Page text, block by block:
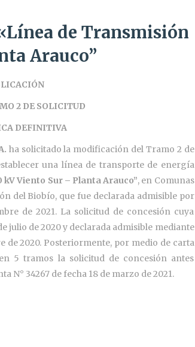
de Transmisión
Arauco”
2 DE SOLICITUD
DEFINITIVA
ha solicitado la modificación del Tramo 2 de
una línea de transporte de energía
Viento Sur – Planta Arauco”, en Comunas
del Biobío, que fue declarada admisible por
de 2021. La solicitud de concesión cuya
julio de 2020 y declarada admisible mediante
de 2020. Posteriormente, por medio de carta
5 tramos la solicitud de concesión antes
N° 34267 de fecha 18 de marzo de 2021.